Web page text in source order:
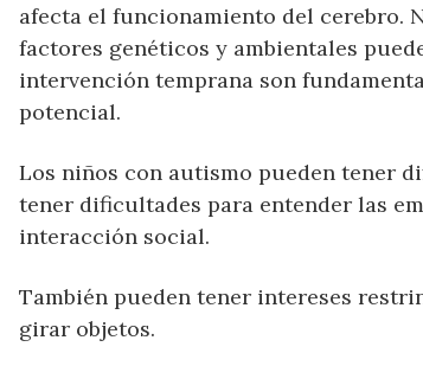
afecta el funcionamiento del cerebro.
factores genéticos y ambientales
intervención temprana son
potencial.
Los niños con autismo pueden tener
tener dificultades para entender las
interacción social.
También pueden tener intereses
girar objetos.